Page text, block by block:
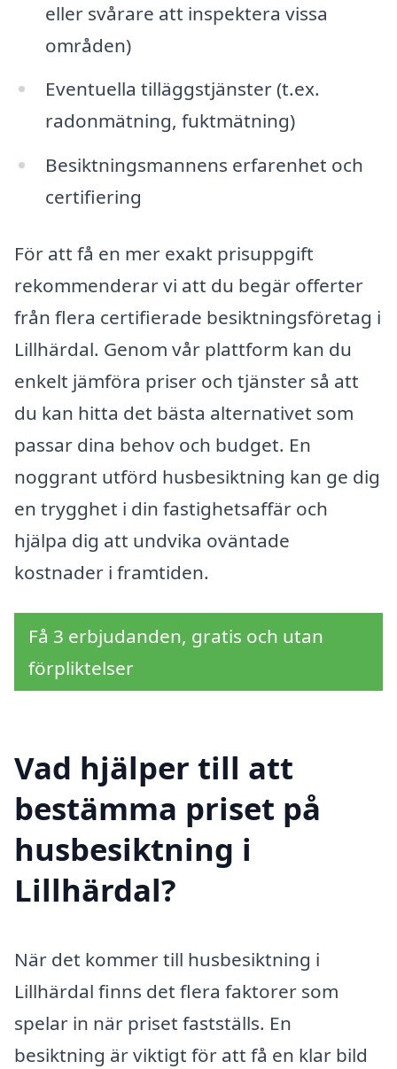
eller svårare att inspektera vissa
områden)
Eventuella tilläggstjänster (t.ex.
radonmätning, fuktmätning)
Besiktningsmannens erfarenhet och
certifiering
För att få en mer exakt prisuppgift
rekommenderar vi att du begär offerter
från flera certifierade besiktningsföretag i
Lillhärdal. Genom vår plattform kan du
enkelt jämföra priser och tjänster så att
du kan hitta det bästa alternativet som
passar dina behov och budget. En
noggrant utförd husbesiktning kan ge dig
en trygghet i din fastighetsaffär och
hjälpa dig att undvika oväntade
kostnader i framtiden.
Få 3 erbjudanden, gratis och utan
förpliktelser
Vad hjälper till att
bestämma priset på
husbesiktning i
Lillhärdal?
När det kommer till husbesiktning i
Lillhärdal finns det flera faktorer som
spelar in när priset fastställs. En
besiktning är viktigt för att få en klar bild